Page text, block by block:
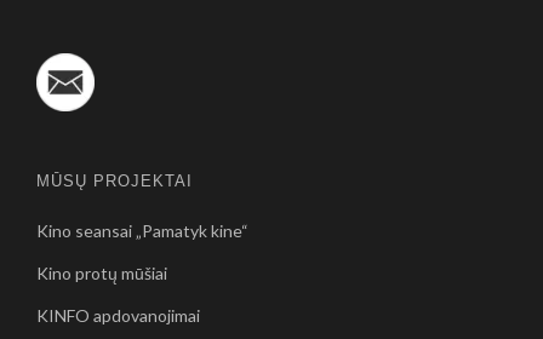
MŪSŲ PROJEKTAI
Kino seansai „Pamatyk kine“
Kino protų mūšiai
KINFO apdovanojimai